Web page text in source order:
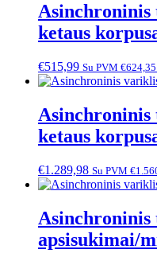
Asinchroninis
ketaus
€515,99 Su PVM €624,35
Asinchroninis
ketaus
€1.289,98 Su PVM €
Asinchroninis
apsisukimai/